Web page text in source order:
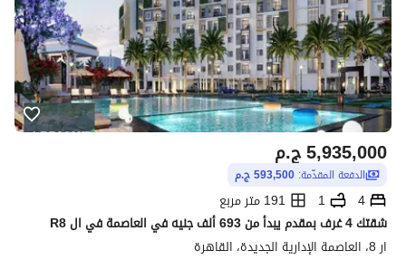
ج.م5,935,000
الدفعة المقدّمة: 593,500 ج.م
4
1
191 متر مربع
شقتك 4 غرف بمقدم يبدأ من 693 ألف جنيه في العاصمة في ال R8
ار 8، العاصمة الإدارية الجديدة، القاهرة